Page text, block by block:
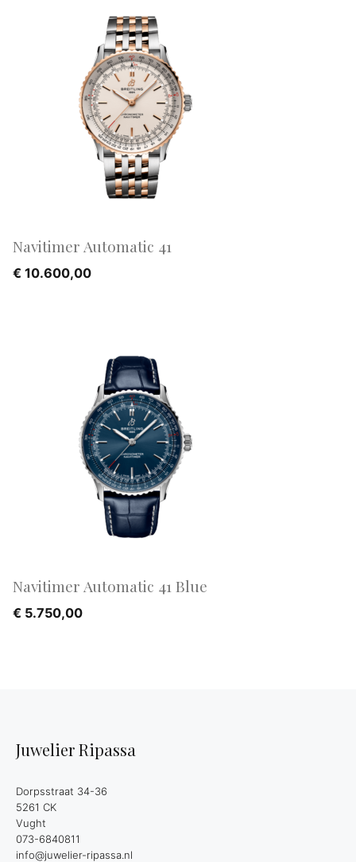
Navitimer Automatic 41
€ 10.600,00
Navitimer Automatic 41 Blue
€ 5.750,00
Juwelier Ripassa
Dorpsstraat 34-36
5261 CK
Vught
073-6840811
info@juwelier-ripassa.nl